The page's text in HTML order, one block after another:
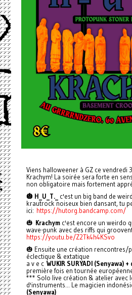
Viens halloweener à GZ ce vendredi
Krachym! La soirée sera forte en
non obligatoire mais fortement
🎃 H_U_T._
c'est un big band de
krautrock noiseux bien dansant, tu
ici: https://hutorg.bandcamp.com/
🎃 Krachymc'est encore un weirdo
wave-punk avec des riffs qui
https://youtu.be/Z2Tk4h4KSvo
🎃 Ensuite une création rencontres/
éclectique & extatique
a v e c WUKIR SURYADI (Senyawa)
première fois en tournée
*** Solo live création & atelier avec
d'instruments... Le magicien
(Senyawa)